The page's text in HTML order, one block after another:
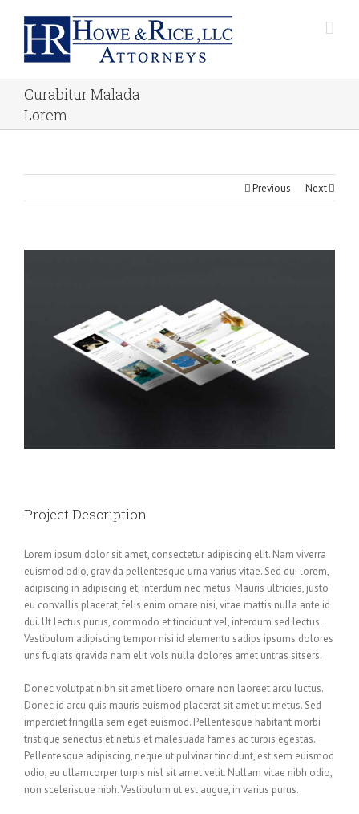
Curabitur Malada
Lorem
Previous Next
Project Description
Lorem ipsum dolor sit amet, consectetur adipiscing elit. Nam viverra
euismod odio, gravida pellentesque urna varius vitae. Sed dui lorem,
adipiscing in adipiscing et, interdum nec metus. Mauris ultricies, justo
eu convallis placerat, felis enim ornare nisi, vitae mattis nulla ante id
dui. Ut lectus purus, commodo et tincidunt vel, interdum sed lectus.
Vestibulum adipiscing tempor nisi id elementu sadips ipsums dolores
uns fugiats gravida nam elit vols nulla dolores amet untras sitsers.
Donec volutpat nibh sit amet libero ornare non laoreet arcu luctus.
Donec id arcu quis mauris euismod placerat sit amet ut metus. Sed
imperdiet fringilla sem eget euismod. Pellentesque habitant morbi
tristique senectus et netus et malesuada fames ac turpis egestas.
Pellentesque adipiscing, neque ut pulvinar tincidunt, est sem euismod
odio, eu ullamcorper turpis nisl sit amet velit. Nullam vitae nibh odio,
non scelerisque nibh. Vestibulum ut est augue, in varius purus.